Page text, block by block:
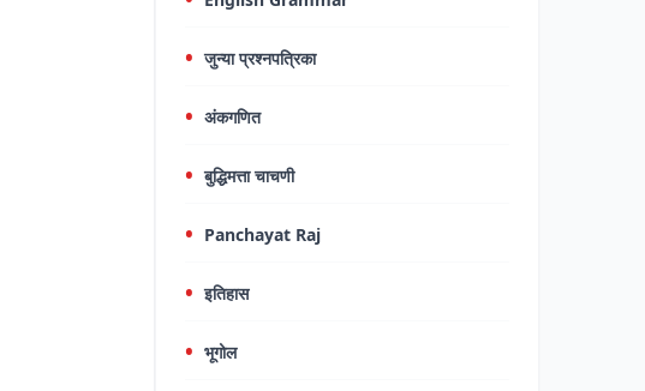
जुन्या प्रश्नपत्रिका
अंकगणित
बुद्धिमत्ता चाचणी
Panchayat Raj
इतिहास
भूगोल